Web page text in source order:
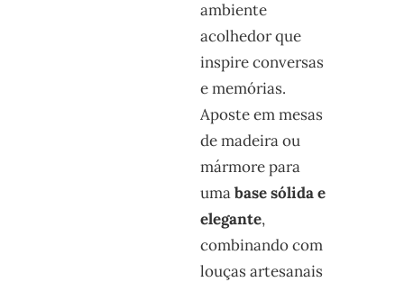
ambiente
acolhedor que
inspire conversas
e memórias.
Aposte em mesas
de madeira ou
mármore para
umabase sólida e
elegante,
combinando com
louças artesanais